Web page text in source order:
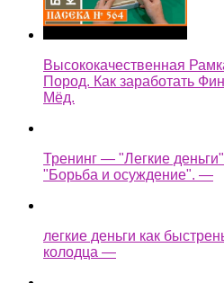
Высококачественная
Пород. Как заработать
Мёд.
Тренинг — "Легкие
"Борьба и осуждение". —
легкие деньги как
колодца —